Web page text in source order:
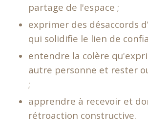
partage de l'espace ;
exprimer des désaccords
qui solidifie le lien de
entendre la colère
autre personne et rester
;
apprendre à recevoir et
rétroaction constructive.